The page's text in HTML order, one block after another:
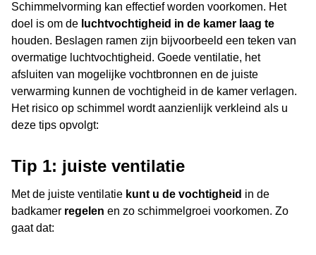
Schimmelvorming kan effectief worden voorkomen. Het
doel is om de luchtvochtigheid in de kamer laag te
houden. Beslagen ramen zijn bijvoorbeeld een teken van
overmatige luchtvochtigheid. Goede ventilatie, het
afsluiten van mogelijke vochtbronnen en de juiste
verwarming kunnen de vochtigheid in de kamer verlagen.
Het risico op schimmel wordt aanzienlijk verkleind als u
deze tips opvolgt:
Tip 1: juiste ventilatie
Met de juiste ventilatie kunt u de vochtigheid in de
badkamer regelen en zo schimmelgroei voorkomen. Zo
gaat dat: